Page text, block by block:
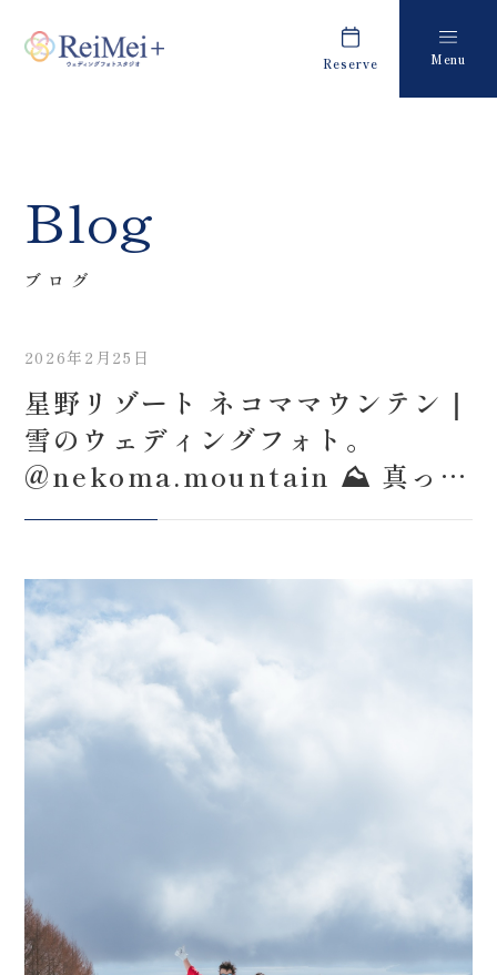
Reserve Menu
〒963-8041
福島県郡山市富田町権現林9−１
来店のご予約
Costume
衣装
About us
Retouch
フォトレタッチ
Studio
スタジオ紹介
キャンペーン・お知らせ
Blog
ブログ
プライバシーポリシー
Blog
ブログ
2026年2月25日
星野リゾート ネコママウンテン｜
雪のウェディングフォト。
@nekoma.mountain ⛰️ 真っ白
な雪景色の中で、 視線を独占した
白 × 赤 × ゴールド。 遠くから
でも一瞬で目を奪う、 誰にも埋も
れない存在感。 ネコママウンテン
の広大な雪景色の中で、 完全
に“主役”だったおふたり。 最高に
美しく、 最高にかっこいい 忘れ
ました！ #ウェディングフォト #
ネコママウンテン #星野リゾート
ネコママウンテン #和装前撮り #
福島ウェディングフォト